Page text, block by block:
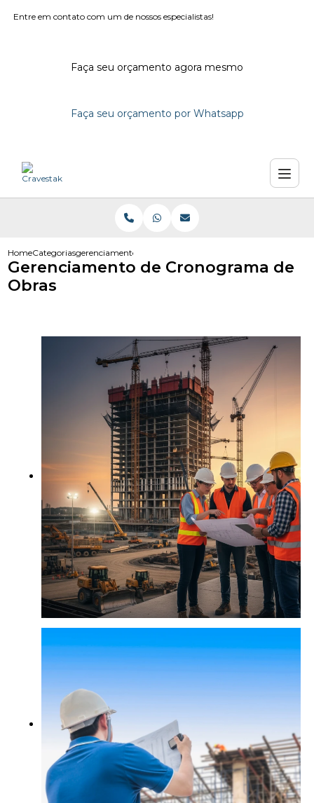
Entre em contato com um de nossos especialistas!
Faça seu orçamento agora mesmo
Faça seu orçamento por Whatsapp
HomeCategoriasgerenciamento de cronograma de obras
Gerenciamento de Cronograma de
Obras